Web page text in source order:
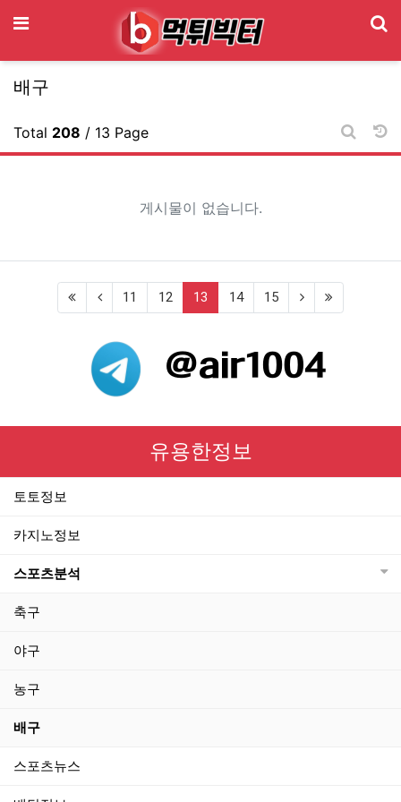
메뉴
배구
Total 208 / 13 Page
게시판
게시물이 없습니다.
11 12 13 (current)
14 15
유용한정보
토토정보
카지노정보
스포츠분석
축구
야구
농구
배구
스포츠뉴스